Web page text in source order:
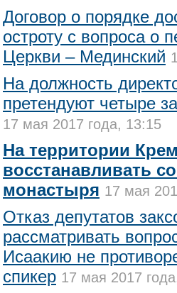
Договор о порядке
остроту с вопроса о
Церкви – Мединский
На должность
претендуют четыре
17 мая 2017 года, 13:15
На территории
восстанавливать
монастыря 17 мая
Отказ депутатов
рассматривать
Исаакию не
спикер 17 мая 2017